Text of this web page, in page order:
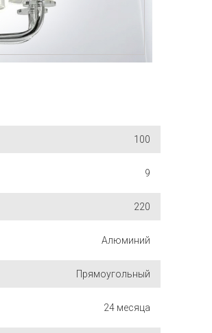
100
9
220
Алюминий
Прямоугольный
24 месяца